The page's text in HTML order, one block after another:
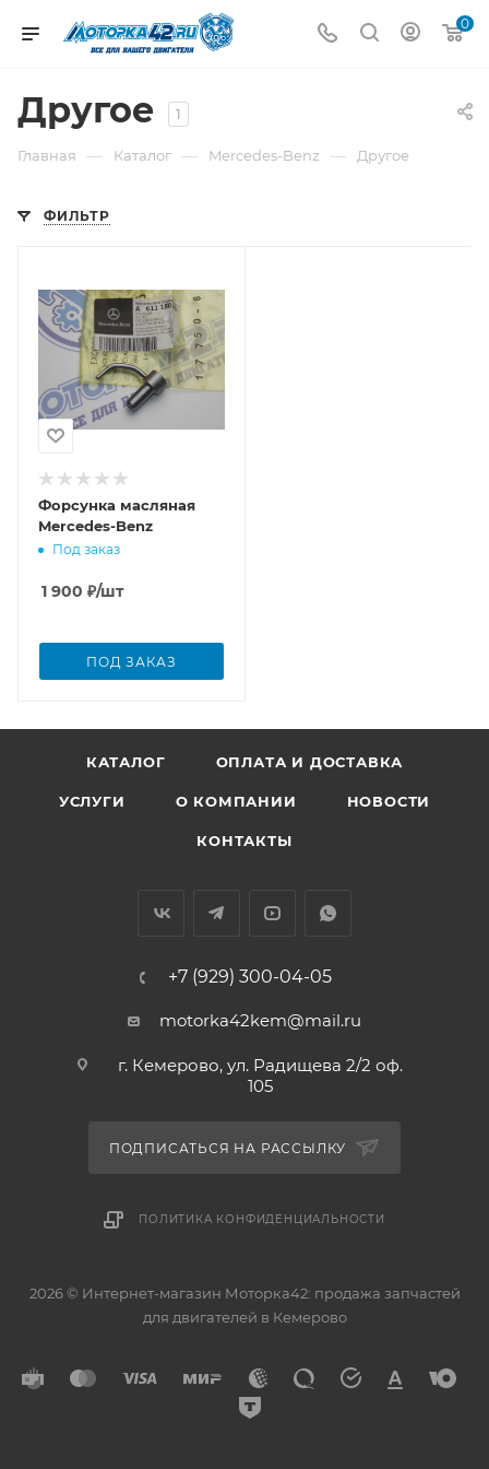
0
Другое 1
Главная — Каталог — Mercedes-Benz — Другое
ФИЛЬТР
Форсунка масляная
Mercedes-Benz
Под заказ
1 900 ₽/шт
ПОД ЗАКАЗ
КАТАЛОГ ОПЛАТА И ДОСТАВКА
УСЛУГИ О КОМПАНИИ НОВОСТИ
КОНТАКТЫ
+7 (929) 300-04-05
motorka42kem@mail.ru
г. Кемерово, ул. Радищева 2/2 оф.
105
ПОДПИСАТЬСЯ НА РАССЫЛКУ
ПОЛИТИКА КОНФИДЕНЦИАЛЬНОСТИ
2026 © Интернет-магазин Моторка42: продажа запчастей
для двигателей в Кемерово